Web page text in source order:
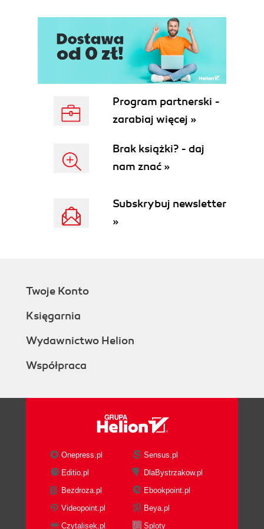
23. Getting and Transforming Data in Excel
24. Programming the Visual Basic Editor (VBE)
25. Calling Windows API Functions from VBA
26. Creating Classes in VBA
27. HTML Programming and Web Queries
29. Excel and Rest APIProgram partnerski -
zarabiaj więcej »
Brak książki? - daj
nam znać »
Subskrybuj newsletter
»
Twoje Konto
Księgarnia
Wydawnictwo Helion
Współpraca
Onepress.pl
Sensus.pl
Editio.pl
DlaBystrzakow.pl
Bezdroza.pl
Ebookpoint.pl
Videopoint.pl
Beya.pl
Czytalisek.pl
Sploty